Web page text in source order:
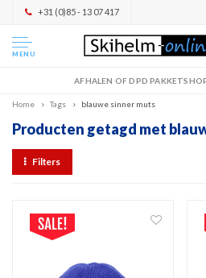
+31 (0)85 - 13 07 417
MENU
AFHALEN OF DPD
Home Tags blauwe sinner muts
Producten getagd met
Filters